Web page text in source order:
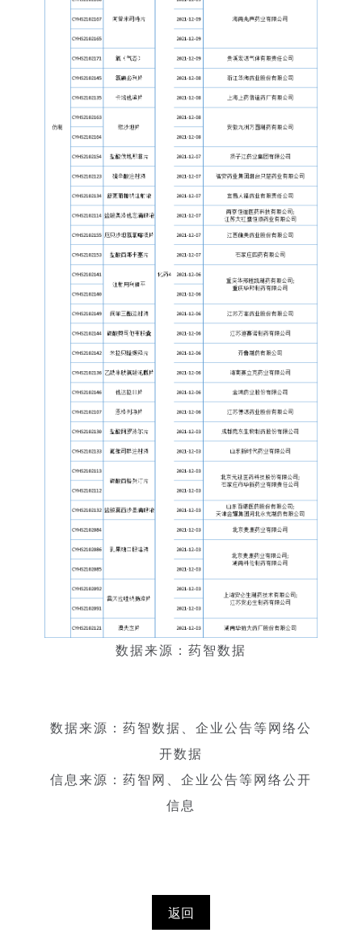
数据来源：药智数据
数据来源：药智数据、企业公告等网络公
开数据
信息来源：药智网、企业公告等网络公开
信息
返回